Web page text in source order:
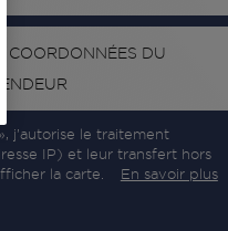
COORDONNÉES DU
j’autorise le traitement
IP) et leur transfert hors
la carte.
En savoir plus